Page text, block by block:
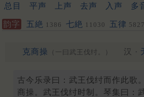
总目 平声 上声 去声 入声 多
韵字 五絶 1386 七絶 11030 五律 5827
克商操 （一曰武王伐纣。） 汉 ·
古今乐录曰：武王伐纣而作此歌
商操。武王伐纣时制。琴集曰：